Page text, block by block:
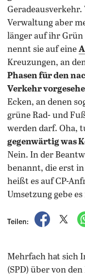
Verwaltung aber
länger auf ihr
nennt sie auf eine
Kreuzungen, an
Phasen für den
Verkehr
Ecken, an denen
grüne Rad- und
werden darf. Oha,
gegenwärtig was
Nein. In der
benannt, die erst
heißt es auf CP-
Umsetzung gebe
Teilen:
auf
Mehrfach hat sich
(SPD) über von